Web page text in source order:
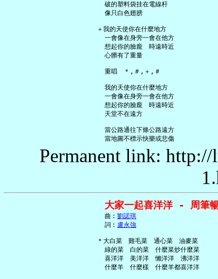
     破的塑料袋挂在電線杆
     像只白色翅膀
   ＋我的天使你在什麼地方
     一會像在身旁一會在他方
     想起你的臉龐　時遠時近
     心髒有了重量
     重唱　＊,＃,＋,＃
     我的天使你在什麼地方
     一會像在身旁一會在他方
     想起你的臉龐　時遠時近
     天堂不在遠方
     當公路通往下條公路遠方
Permanent link:
大家一起喜洋洋 - 周筆
     曲︰
劉諾琪
     詞︰
盧永強
   ＊大白菜　雞毛菜　通心菜　油麥菜
     綠的菜　白的菜　什麼菜炒什麼菜
     喜洋洋　美洋洋　懶洋洋　沸洋洋
     什麼羊　什麼樣　什麼羊都喜洋洋